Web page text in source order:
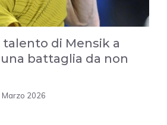
talento di Mensik a
battaglia da non
Marzo 2026